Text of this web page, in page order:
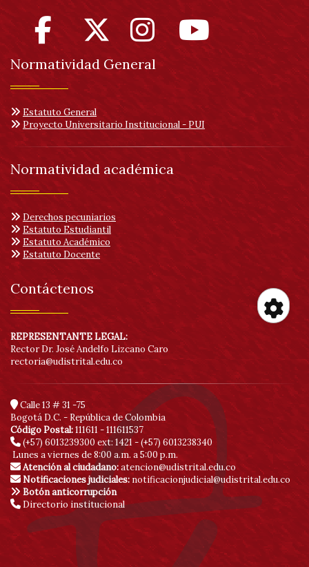
de
Normatividad General
Estatuto General
Proyecto Universitario Institucional - PUI
Normatividad académica
Derechos pecuniarios
Estatuto Estudiantil
Estatuto Académico
Estatuto Docente
Contáctenos
REPRESENTANTE LEGAL:
Rector Dr. José Andelfo Lizcano Caro
rectoria@udistrital.edu.co
Calle 13 # 31 -75
Bogotá D.C. - República de Colombia
Código Postal:111611 - 111611537
(+57) 6013239300 ext: 1421 - (+57) 6013238340
Lunes a viernes de 8:00 a.m. a 5:00 p.m.
Atención al ciudadano:atencion@udistrital.edu.co
Notificaciones judiciales: notificacionjudicial@udistrital.edu.co
Botón anticorrupción
Directorio institucional